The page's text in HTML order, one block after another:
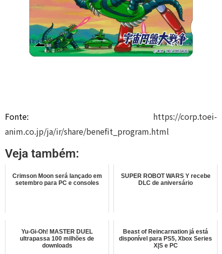
Fonte: https://corp.toei-
anim.co.jp/ja/ir/share/benefit_program.html
Veja também:
Crimson Moon será lançado em
setembro para PC e consoles
SUPER ROBOT WARS Y recebe
DLC de aniversário
Yu-Gi-Oh! MASTER DUEL
ultrapassa 100 milhões de
downloads
Beast of Reincarnation já está
disponível para PS5, Xbox Series
X|S e PC